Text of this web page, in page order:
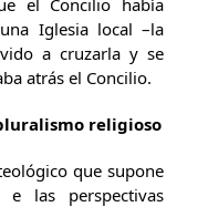
el Concilio había
Iglesia local –la
a cruzarla y se
atrás el Concilio.
religioso
que supone
e las perspectivas